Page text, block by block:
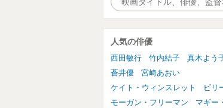
人気の俳優
西田敏行 竹内結子 真木よう
蒼井優
宮崎あおい
ケイト・ウィンスレット
ビリ
モーガン・フリーマン
マギー